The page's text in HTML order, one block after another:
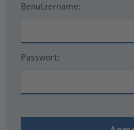
Benutzername:
Passwort: